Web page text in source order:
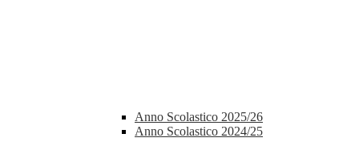
Anno Scolastico 2025/26
Anno Scolastico 2024/25